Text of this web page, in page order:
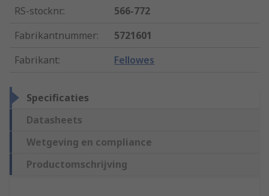
RS-stocknr.:
566-772
Fabrikantnummer:
5721601
Fabrikant: Fellowes
Specificaties
Datasheets
Wetgeving en compliance
Productomschrijving